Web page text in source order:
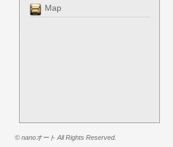
Map
© nanoオート All Rights Reserved.